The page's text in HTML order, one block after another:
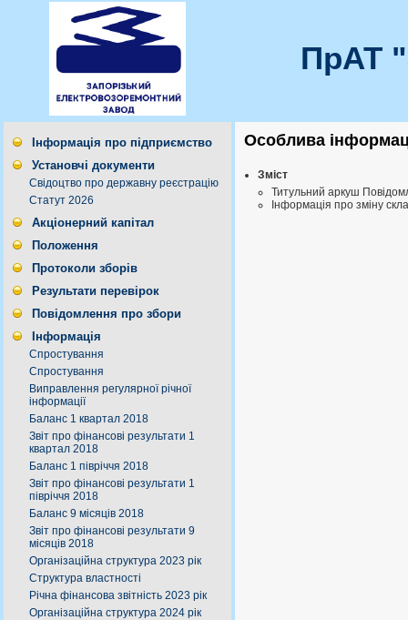
ПрАТ
Інформація про підприємство
Установчі документи
Свідоцтво про державну реєстрацію
Статут 2026
Акціонерний капітал
Положення
Протоколи зборів
Результати перевірок
Повідомлення про збори
Інформація
Спростування
Спростування
Виправлення регулярної річної
інформації
Баланс 1 квартал 2018
Звіт про фінансові результати 1
квартал 2018
Баланс 1 півріччя 2018
Звіт про фінансові результати 1
півріччя 2018
Баланс 9 місяців 2018
Звіт про фінансові результати 9
місяців 2018
Організаційна структура 2023 рік
Структура властності
Річна фінансова звітність 2023 рік
Організаційна структура 2024 рік
Особлива
Зміст
Титульний аркуш
Інформація про зміну